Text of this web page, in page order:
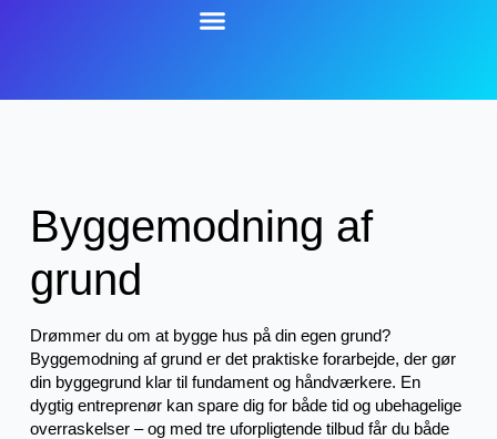
Byggemodning af
grund
Drømmer du om at bygge hus på din egen grund?
Byggemodning af grund er det praktiske forarbejde, der gør
din byggegrund klar til fundament og håndværkere. En
dygtig entreprenør kan spare dig for både tid og ubehagelige
overraskelser – og med tre uforpligtende tilbud får du både